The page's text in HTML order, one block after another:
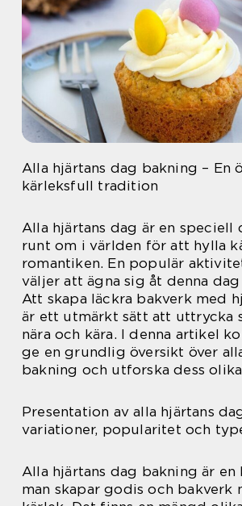
Alla hjärtans dag bakning – En
kärleksfull tradition
Alla hjärtans dag är en speciell
runt om i världen för att hylla
romantiken. En populär
väljer att ägna sig åt denna
Att skapa läckra bakverk med
är ett utmärkt sätt att uttrycka
nära och kära. I denna artikel
ge en grundlig översikt över
bakning och utforska dess
Presentation av alla hjärtans
variationer, popularitet och
Alla hjärtans dag bakning är
man skapar godis och bakverk